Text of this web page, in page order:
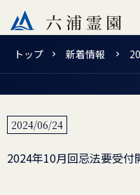
トップ 新着情報
2024/06/24
2024年10月回忌法要受付